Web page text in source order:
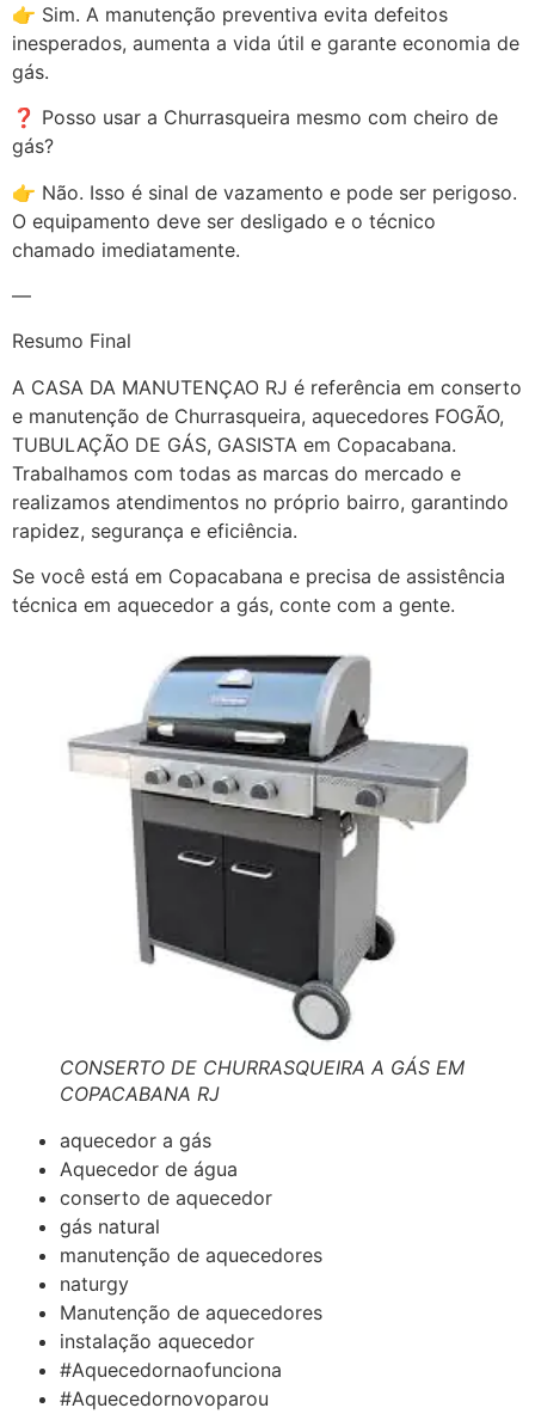
👉 Sim. A manutenção preventiva evita defeitos
inesperados, aumenta a vida útil e garante economia de
gás.
❓ Posso usar a Churrasqueira mesmo com cheiro de
gás?
👉 Não. Isso é sinal de vazamento e pode ser perigoso.
O equipamento deve ser desligado e o técnico
chamado imediatamente.
—
Resumo Final
A CASA DA MANUTENÇAO RJ é referência em conserto
e manutenção de Churrasqueira, aquecedores FOGÃO,
TUBULAÇÃO DE GÁS, GASISTA em Copacabana.
Trabalhamos com todas as marcas do mercado e
realizamos atendimentos no próprio bairro, garantindo
rapidez, segurança e eficiência.
Se você está em Copacabana e precisa de assistência
técnica em aquecedor a gás, conte com a gente.
CONSERTO DE CHURRASQUEIRA A GÁS EM
COPACABANA RJ
aquecedor a gás
Aquecedor de água
conserto de aquecedor
gás natural
manutenção de aquecedores
naturgy
Manutenção de aquecedores
instalação aquecedor
#Aquecedornaofunciona
#Aquecedornovoparou